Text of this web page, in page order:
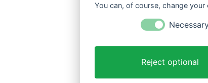
You can, of course, change
Reject optional